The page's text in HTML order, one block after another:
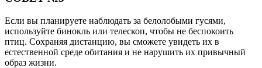
Если вы планируете наблюдать за белолобыми гусями,
используйте бинокль или телескоп, чтобы не беспокоить
птиц. Сохраняя дистанцию, вы сможете увидеть их в
естественной среде обитания и не нарушить их привычный
образ жизни.